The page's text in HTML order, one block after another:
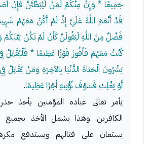
جَمِيعًا * وَإِنَّ مِنْكُمْ لَمَنْ لَيُبَطِّئَنَّ فَإِنْ
قَدْ أَنْعَمَ اللَّهُ عَلَيَّ إِذْ لَمْ أَكُنْ مَعَهُمْ
فَضْلٌ مِنَ اللَّهِ لَيَقُولَنَّ كَأَنْ لَمْ تَكُنْ بَيْنَكُمْ
كُنْتُ مَعَهُمْ فَأَفُوزَ فَوْزًا عَظِيمًا * فَلْيُقَاتِلْ
يَشْرُونَ الْحَيَاةَ الدُّنْيَا بِالآخِرَةِ وَمَنْ يُقَاتِلْ
أَوْ يَغْلِبْ فَسَوْفَ نُؤْتِيهِ أَجْرًا عَظِيمًا.
يأمر تعالى عباده المؤمنين بأخذ
الكافرين. وهذا يشمل الأخذ بجميع
يستعان على قتالهم ويستدفع